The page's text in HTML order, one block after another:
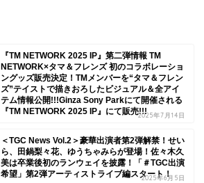
『TM NETWORK 2025 IP』第二弾情報 TM
NETWORK×タマ＆フレンズ 初のコラボレーショ
ングッズ販売決定！TMメンバーを“タマ＆フレン
ズ”テイストで描きおろしたビジュアル＆全アイ
テム情報公開!!!Ginza Sony Parkにて開催される
『TM NETWORK 2025 IP』にて販売!!!2025年7月14日
＜TGC News Vol.2＞豪華出演者第2弾解禁！せい
ら、田鍋梨々花、ゆうちゃみらが登場！佐々木久
美は卒業後初のランウェイを披露！「＃TGC出演
希望」第2弾アーティストライブ編スタート！
2025年6月5日